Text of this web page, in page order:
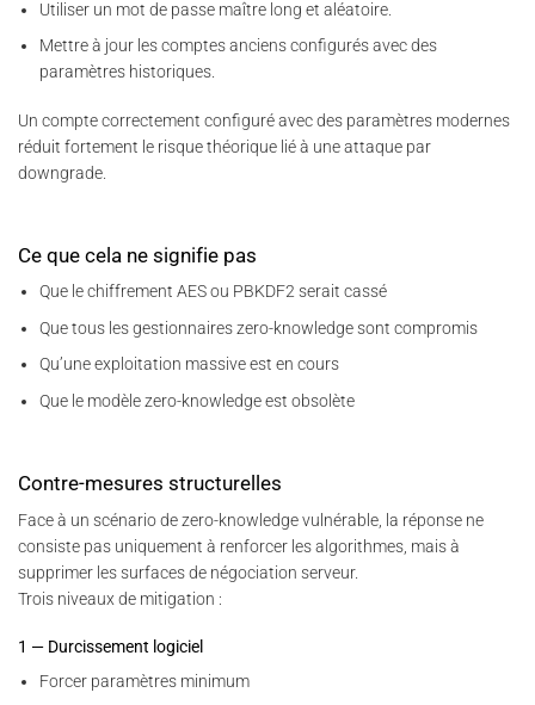
Utiliser un mot de passe maître long et aléatoire.
Mettre à jour les comptes anciens configurés avec des
paramètres historiques.
Un compte correctement configuré avec des paramètres modernes
réduit fortement le risque théorique lié à une attaque par
downgrade.
Ce que cela ne signifie pas
Que le chiffrement AES ou PBKDF2 serait cassé
Que tous les gestionnaires zero-knowledge sont compromis
Qu’une exploitation massive est en cours
Que le modèle zero-knowledge est obsolète
Contre-mesures structurelles
Face à un scénario de zero-knowledge vulnérable, la réponse ne
consiste pas uniquement à renforcer les algorithmes, mais à
supprimer les surfaces de négociation serveur.
Trois niveaux de mitigation :
1 — Durcissement logiciel
Forcer paramètres minimum